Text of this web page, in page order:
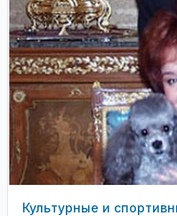
Культурные и